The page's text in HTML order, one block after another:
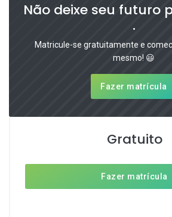
Não deixe seu futuro
.
Matricule-se gratuitamente e
mesmo! 😃
Fazer matrícula
Gratuito
Fazer matrícula